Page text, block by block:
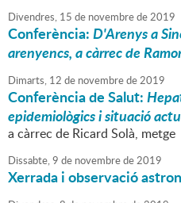
Divendres, 15 de novembrede2019
Conferència:D'Arenys a
arenyencs, a càrrec de
Dimarts, 12 de novembrede2019
Conferència de Salut:
epidemiològics i situació
a càrrec de Ricard Solà, metge
Dissabte,9 de novembrede2019
Xerrada i observació